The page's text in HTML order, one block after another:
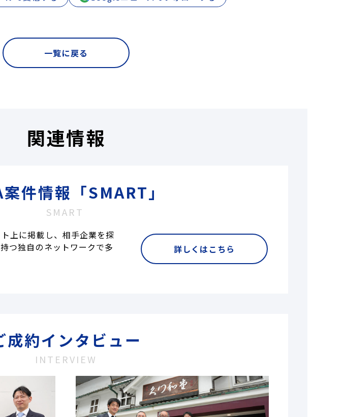
一覧に戻る
関連情報
件情報「SMART」
SMART
上に掲載し、相手企業を探
つ独自のネットワークで多
詳しくはこちら
成約インタビュー
INTERVIEW